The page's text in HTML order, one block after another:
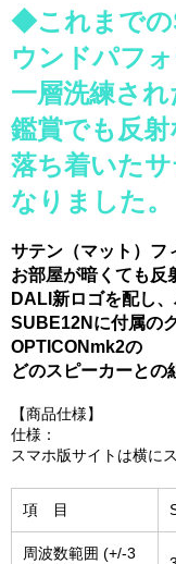
◆これまでの
ウンドパフ
一層洗練さ
鑑賞でも反
落ち着いた
なりました。
サテン（マット）フ
お部屋が暗くても反
DALI新ロゴを配し
SUBE12Nに付属の
OPTICONmk2の
どのスピーカーとの
【商品仕様】
仕様：
スマホ版サイトは横に
項 目
周波数範囲 (+/-3